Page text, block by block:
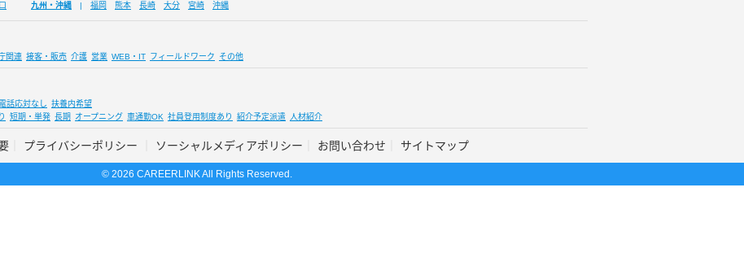
九州・沖縄 福岡 熊本 長崎 大分 宮崎 沖縄
関連 接客・販売 介護 営業 WEB・IT フィールドワーク その他
話応対なし 扶養内希望
短期・単発 長期 オープニング 車通勤OK 社員登用制度あり 紹介予定派遣 人材紹介
プライバシーポリシー ソーシャルメディアポリシー お問い合わせ サイトマップ
© 2026 CAREERLINK All Rights Reserved.